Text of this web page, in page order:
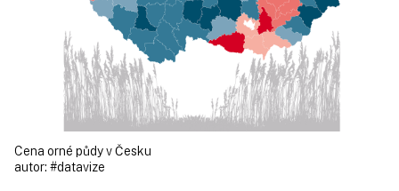
Cena orné půdy v Česku
autor: #datavize